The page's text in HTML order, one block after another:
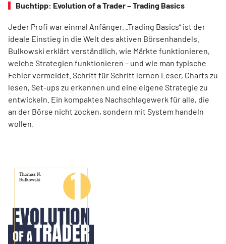
Buchtipp: Evolution of a Trader – Trading Basics
Jeder Profi war einmal Anfänger. „Trading Basics“ ist der
ideale Einstieg in die Welt des aktiven Börsenhandels.
Bulkowski erklärt verständlich, wie Märkte funktionieren,
welche Strategien funktionieren – und wie man typische
Fehler vermeidet. Schritt für Schritt lernen Leser, Charts zu
lesen, Set-ups zu erkennen und eine eigene Strategie zu
entwickeln. Ein kompaktes Nachschlagewerk für alle, die
an der Börse nicht zocken, sondern mit System handeln
wollen.